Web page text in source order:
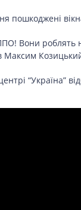
пошкоджені
Вони роблять
Максим
“Україна”